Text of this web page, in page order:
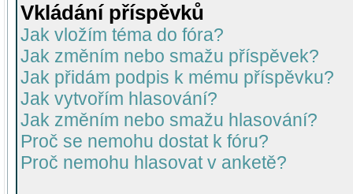
Vkládání příspěvků
Jak vložím téma do fóra?
Jak změním nebo smažu příspěvek?
Jak přidám podpis k mému příspěvku?
Jak vytvořím hlasování?
Jak změním nebo smažu hlasování?
Proč se nemohu dostat k fóru?
Proč nemohu hlasovat v anketě?